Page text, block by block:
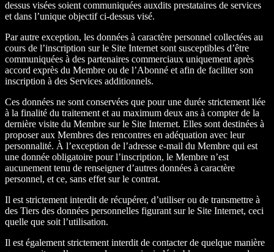
dessus visées soient communiquées auxdits prestataires de services
et dans l’unique objectif ci-dessus visé.
Par autre exception, les données à caractère personnel collectées au
cours de l’inscription sur le Site Internet sont susceptibles d’être
communiquées à des partenaires commerciaux uniquement après
accord exprès du Membre ou de l’Abonné et afin de faciliter son
inscription à des Services additionnels.
Ces données ne sont conservées que pour une durée strictement liée
à la finalité du traitement et au maximum deux ans à compter de la
dernière visite du Membre sur le Site Internet. Elles sont destinées à
proposer aux Membres des rencontres en adéquation avec leur
personnalité. À l’exception de l’adresse e-mail du Membre qui est
une donnée obligatoire pour l’inscription, le Membre n’est
aucunement tenu de renseigner d’autres données à caractère
personnel, et ce, sans effet sur le contrat.
Il est strictement interdit de récupérer, d’utiliser ou de transmettre à
des Tiers des données personnelles figurant sur le Site Internet, ceci
quelle que soit l’utilisation.
Il est également strictement interdit de contacter de quelque manière